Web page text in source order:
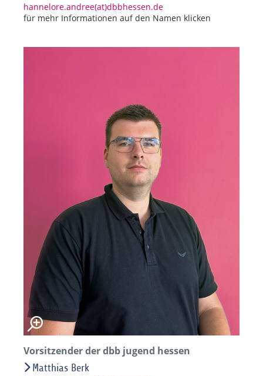
hannelore.andree(at)dbbhessen.de
für mehr Informationen auf den Namen klicken
Vorsitzender der dbb jugend hessen
Matthias Berk